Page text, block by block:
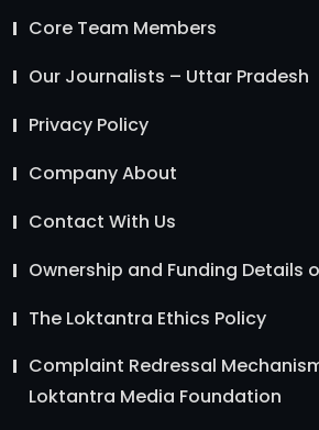
Core Team Members
Our Journalists – Uttar Pradesh
Privacy Policy
Company About
Contact With Us
Ownership and Funding Details
The Loktantra Ethics Policy
Complaint Redressal
Loktantra Media Foundation